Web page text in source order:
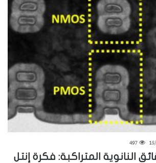
497
النانوية المتراكبة: فكرة إنتل